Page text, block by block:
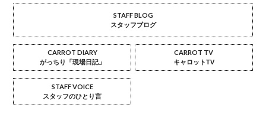
STAFF BLOG
スタッフブログ
CARROT DIARY
がっちり「現場日記」
CARROT TV
キャロットTV
STAFF VOICE
スタッフのひとり言